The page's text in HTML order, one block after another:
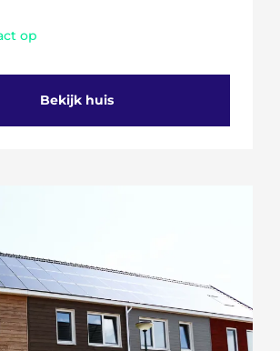
op
Bekijk huis